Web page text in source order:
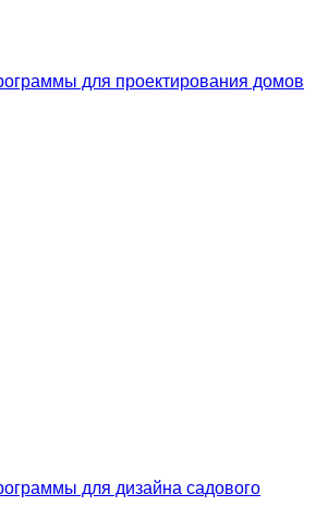
для проектирования домов
для дизайна садового